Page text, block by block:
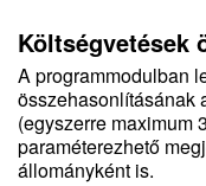
Költségvetések
A programmodulban
összehasonlításának
(egyszerre maximum
paraméterezhető
állományként is.